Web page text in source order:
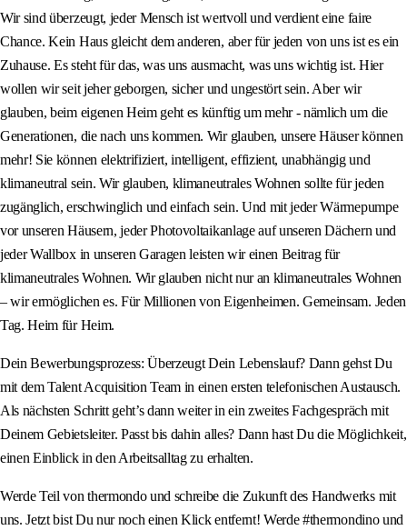
Wir sind überzeugt, jeder Mensch ist wertvoll und verdient eine faire
Chance. Kein Haus gleicht dem anderen, aber für jeden von uns ist es ein
Zuhause. Es steht für das, was uns ausmacht, was uns wichtig ist. Hier
wollen wir seit jeher geborgen, sicher und ungestört sein. Aber wir
glauben, beim eigenen Heim geht es künftig um mehr - nämlich um die
Generationen, die nach uns kommen. Wir glauben, unsere Häuser können
mehr! Sie können elektrifiziert, intelligent, effizient, unabhängig und
klimaneutral sein. Wir glauben, klimaneutrales Wohnen sollte für jeden
zugänglich, erschwinglich und einfach sein. Und mit jeder Wärmepumpe
vor unseren Häusern, jeder Photovoltaikanlage auf unseren Dächern und
jeder Wallbox in unseren Garagen leisten wir einen Beitrag für
klimaneutrales Wohnen. Wir glauben nicht nur an klimaneutrales Wohnen
– wir ermöglichen es. Für Millionen von Eigenheimen. Gemeinsam. Jeden
Tag. Heim für Heim.
Dein Bewerbungsprozess: Überzeugt Dein Lebenslauf? Dann gehst Du
mit dem Talent Acquisition Team in einen ersten telefonischen Austausch.
Als nächsten Schritt geht’s dann weiter in ein zweites Fachgespräch mit
Deinem Gebietsleiter. Passt bis dahin alles? Dann hast Du die Möglichkeit,
einen Einblick in den Arbeitsalltag zu erhalten.
Werde Teil von thermondo und schreibe die Zukunft des Handwerks mit
uns. Jetzt bist Du nur noch einen Klick entfernt! Werde #thermondino und